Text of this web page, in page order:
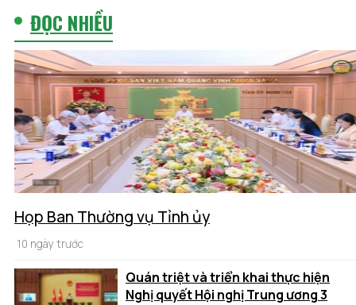
ĐỌC NHIỀU
Họp Ban Thường vụ Tỉnh ủy
10 ngày trước
Quán triệt và triển khai thực hiện
Nghị quyết Hội nghị Trung ương 3